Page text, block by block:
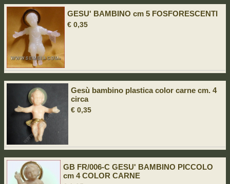
GESU' BAMBINO cm 5 FOSFORESCENTI
€ 0,35
Gesù bambino plastica color carne cm. 4
circa
€ 0,35
GB FR/006-C GESU' BAMBINO PICCOLO
cm 4 COLOR CARNE